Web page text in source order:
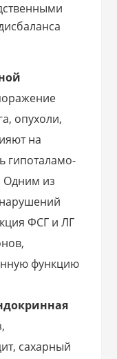
опухоли,
на
гипоталамо-
Одним из
ФСГ и ЛГ
функцию
сахарный